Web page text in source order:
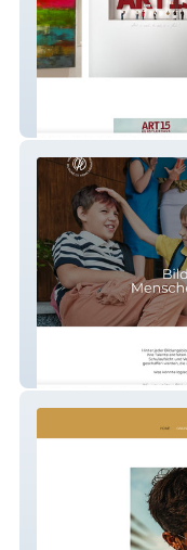
ART15 Künstlerhaus